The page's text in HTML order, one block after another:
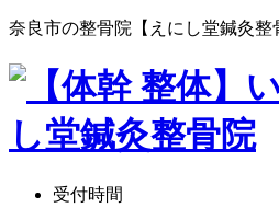
奈良市の整骨院【えにし堂鍼灸
受付時間